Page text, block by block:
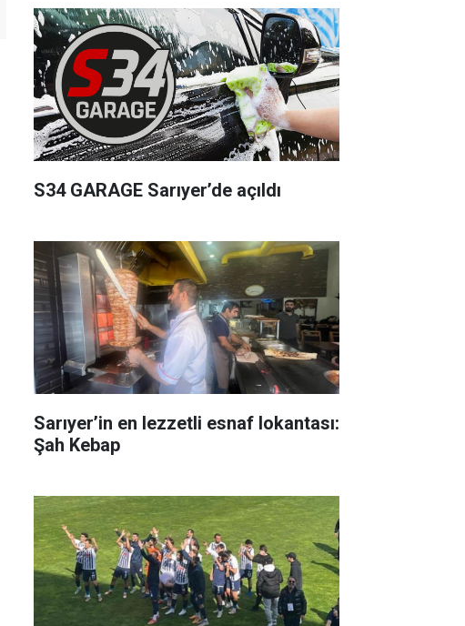
S34 GARAGE Sarıyer’de açıldı
Sarıyer’in en lezzetli esnaf lokantası:
Şah Kebap